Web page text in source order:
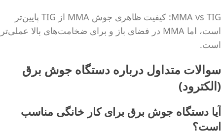
MMA vs TIG: کیفیت ظاهری جوش MMA از TIG پایین‌تر
است، اما MMA در فضای باز و برای ضخامت‌های بالا عملی‌تر
است.
سوالات متداول درباره دستگاه جوش برق
(الکترود)
آیا دستگاه جوش برق برای کار خانگی مناسب
است؟